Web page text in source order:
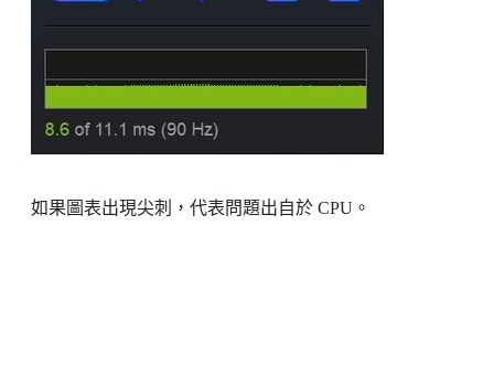
如果圖表出現尖刺，代表問題出自於 CPU。